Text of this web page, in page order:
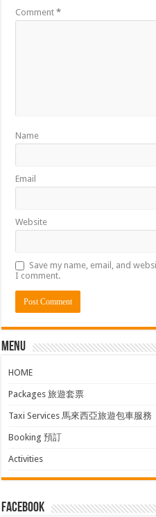
Comment*
Name
Email
Website
Save my name, email, and
I comment.
Menu
HOME
Packages 旅遊套票
Taxi Services 馬來西亞旅遊包車服務
Booking 預訂
Activities
facebook